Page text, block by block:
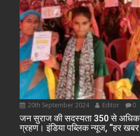
20th September 2024 Editor 0
जन सुराज की सदस्यता 350 से अधिक
ग्रहण। इंडिया पब्लिक न्यूज, “हर